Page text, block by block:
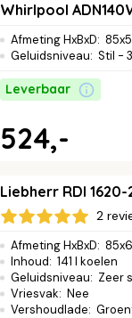
Whirlpool
Afmeting HxBxD:
Geluidsniveau: Stil -
Leverbaar
524,-
Liebherr RDI 1620-
2
Afmeting HxBxD:
Inhoud: 141 l koelen
Geluidsniveau: Zeer
Vriesvak: Nee
Vershoudlade: